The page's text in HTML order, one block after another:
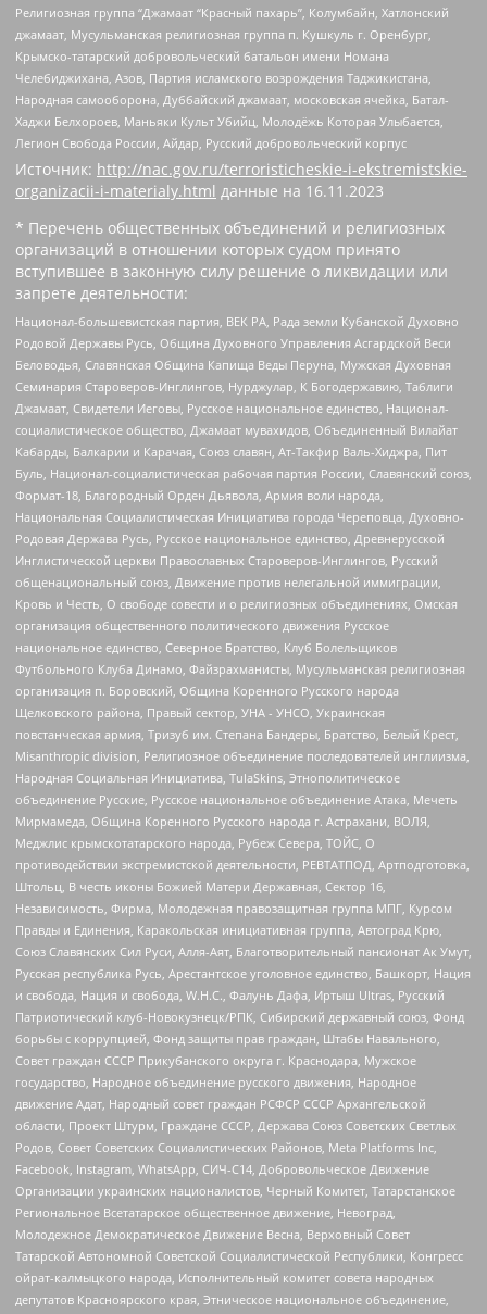
Религиозная группа “Джамаат “Красный пахарь”, Колумбайн, Хатлонский
джамаат, Мусульманская религиозная группа п. Кушкуль г. Оренбург,
Крымско-татарский добровольческий батальон имени Номана
Челебиджихана, Азов, Партия исламского возрождения Таджикистана,
Народная самооборона, Дуббайский джамаат, московская ячейка, Батал-
Хаджи Белхороев, Маньяки Культ Убийц, Молодёжь Которая Улыбается,
Легион Свобода России, Айдар, Русский добровольческий корпус
Источник: http://nac.gov.ru/terroristicheskie-i-ekstremistskie-
organizacii-i-materialy.html данные на 16.11.2023
* Перечень общественных объединений и религиозных
организаций в отношении которых судом принято
вступившее в законную силу решение о ликвидации или
запрете деятельности:
Национал-большевистская партия, ВЕК РА, Рада земли Кубанской Духовно
Родовой Державы Русь, Община Духовного Управления Асгардской Веси
Беловодья, Славянская Община Капища Веды Перуна, Мужская Духовная
Семинария Староверов-Инглингов, Нурджулар, К Богодержавию, Таблиги
Джамаат, Свидетели Иеговы, Русское национальное единство, Национал-
социалистическое общество, Джамаат мувахидов, Объединенный Вилайат
Кабарды, Балкарии и Карачая, Союз славян, Ат-Такфир Валь-Хиджра, Пит
Буль, Национал-социалистическая рабочая партия России, Славянский союз,
Формат-18, Благородный Орден Дьявола, Армия воли народа,
Национальная Социалистическая Инициатива города Череповца, Духовно-
Родовая Держава Русь, Русское национальное единство, Древнерусской
Инглистической церкви Православных Староверов-Инглингов, Русский
общенациональный союз, Движение против нелегальной иммиграции,
Кровь и Честь, О свободе совести и о религиозных объединениях, Омская
организация общественного политического движения Русское
национальное единство, Северное Братство, Клуб Болельщиков
Футбольного Клуба Динамо, Файзрахманисты, Мусульманская религиозная
организация п. Боровский, Община Коренного Русского народа
Щелковского района, Правый сектор, УНА - УНСО, Украинская
повстанческая армия, Тризуб им. Степана Бандеры, Братство, Белый Крест,
Misanthropic division, Религиозное объединение последователей инглиизма,
Народная Социальная Инициатива, TulaSkins, Этнополитическое
объединение Русские, Русское национальное объединение Атака, Мечеть
Мирмамеда, Община Коренного Русского народа г. Астрахани, ВОЛЯ,
Меджлис крымскотатарского народа, Рубеж Севера, ТОЙС, О
противодействии экстремистской деятельности, РЕВТАТПОД, Артподготовка,
Штольц, В честь иконы Божией Матери Державная, Сектор 16,
Независимость, Фирма, Молодежная правозащитная группа МПГ, Курсом
Правды и Единения, Каракольская инициативная группа, Автоград Крю,
Союз Славянских Сил Руси, Алля-Аят, Благотворительный пансионат Ак Умут,
Русская республика Русь, Арестантское уголовное единство, Башкорт, Нация
и свобода, Нация и свобода, W.H.С., Фалунь Дафа, Иртыш Ultras, Русский
Патриотический клуб-Новокузнецк/РПК, Сибирский державный союз, Фонд
борьбы с коррупцией, Фонд защиты прав граждан, Штабы Навального,
Совет граждан СССР Прикубанского округа г. Краснодара, Мужское
государство, Народное объединение русского движения, Народное
движение Адат, Народный совет граждан РСФСР СССР Архангельской
области, Проект Штурм, Граждане СССР, Держава Союз Советских Светлых
Родов, Совет Советских Социалистических Районов, Meta Platforms Inc,
Facebook, Instagram, WhatsApp, СИЧ-С14, Добровольческое Движение
Организации украинских националистов, Черный Комитет, Татарстанское
Региональное Всетатарское общественное движение, Невоград,
Молодежное Демократическое Движение Весна, Верховный Совет
Татарской Автономной Советской Социалистической Республики, Конгресс
ойрат-калмыцкого народа, Исполнительный комитет совета народных
депутатов Красноярского края, Этническое национальное объединение,